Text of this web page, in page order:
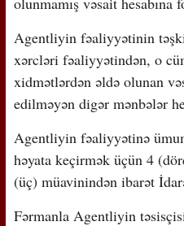
Agentliyin fəaliyyətinin
xərcləri fəaliyyətindən, o
xidmətlərdən əldə olunan
edilməyən digər mənbələr
Agentliyin fəaliyyətinə
həyata keçirmək üçün 4
(üç) müavinindən ibarət
Fərmanla Agentliyin